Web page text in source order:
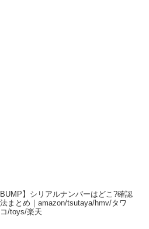
BUMP】シリアルナンバーはどこ?確認
まとめ｜amazon/tsutaya/hmv/タワ
/toys/楽天